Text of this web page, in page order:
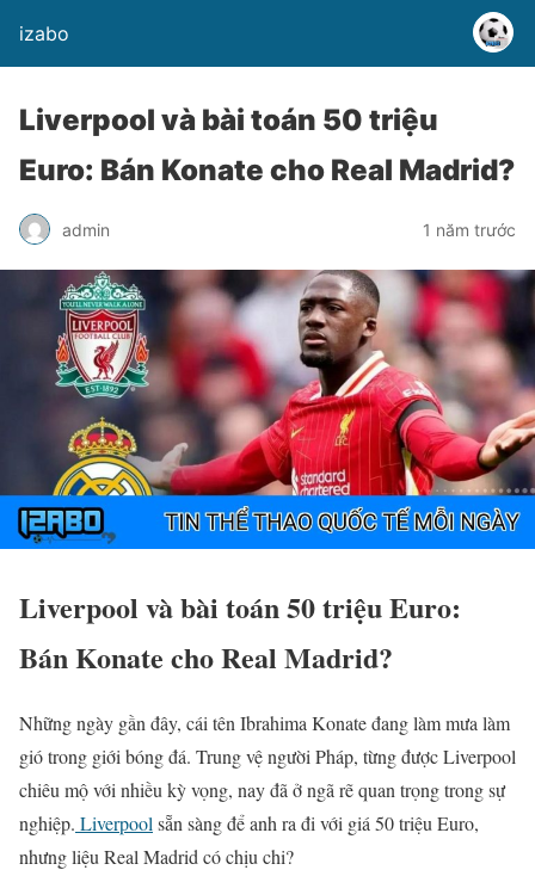
izabo
Liverpool và bài toán 50 triệu
Euro: Bán Konate cho Real Madrid?
admin 1 năm trước
Liverpool và bài toán 50 triệu Euro:
Bán Konate cho Real Madrid?
Những ngày gần đây, cái tên Ibrahima Konate đang làm mưa làm
gió trong giới bóng đá. Trung vệ người Pháp, từng được Liverpool
chiêu mộ với nhiều kỳ vọng, nay đã ở ngã rẽ quan trọng trong sự
nghiệp. Liverpool sẵn sàng để anh ra đi với giá 50 triệu Euro,
nhưng liệu Real Madrid có chịu chi?